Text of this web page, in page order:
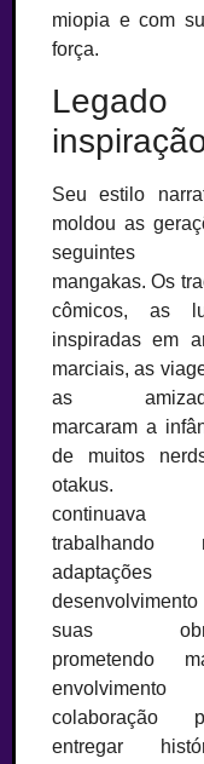
miopia e com
força.
Legado
Seu estilo
moldou as
seguintes
mangakas. Os
cômicos, as
inspiradas em
marciais, as
as
marcaram a
de muitos
otakus.
continuava
trabalhando
suas
prometendo
colaboração
entregar